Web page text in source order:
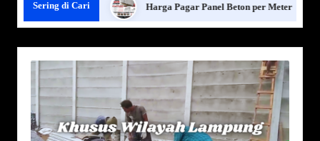
Sering di Cari
Panel Beton Harga Pagar Panel Beton per Meter